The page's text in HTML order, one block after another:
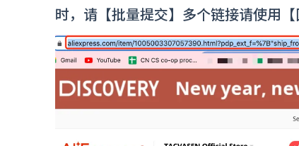
时，请【批量提交】多个链接请使用